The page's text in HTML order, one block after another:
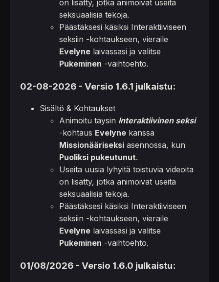
on lisätty, jotka animoivat useita
seksuaalisia tekoja.
Päästäksesi käsiksi Interaktiiviseen
seksiin -kohtaukseen, vieraile
Evelyne laivassasi ja valitse
Pukeminen -vaihtoehto.
02-08-2026 - Versio 1.6.1 julkaistu:
Sisältö & Kohtaukset
Animoitu täysin Interaktiivinen seksi
-kohtaus Evelyne kanssa
Missionääriseksi asennossa, kun
Puoliksi pukeutunut.
Useita uusia lyhyitä toistuvia videoita
on lisätty, jotka animoivat useita
seksuaalisia tekoja.
Päästäksesi käsiksi Interaktiiviseen
seksiin -kohtaukseen, vieraile
Evelyne laivassasi ja valitse
Pukeminen -vaihtoehto.
01/08/2026 - Versio 1.6.0 julkaistu: